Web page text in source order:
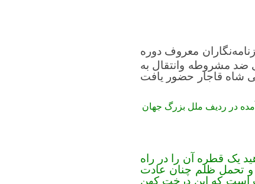
معروف دوره
مشروطه وانتقال به
محمدعلی شاه قاجار حضور یافت
در ردیف ملل بزرگ جهان
یک قطره آن را در راه
و تحمل ظلم چنان عادت
است که این درخت کهن